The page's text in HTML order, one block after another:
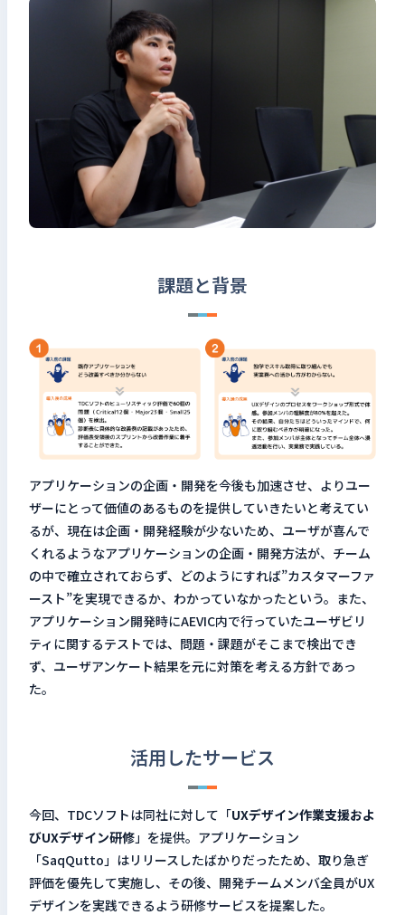
課題と背景
アプリケーションの企画・開発を今後も加速させ、よりユー
ザーにとって価値のあるものを提供していきたいと考えてい
るが、現在は企画・開発経験が少ないため、ユーザが喜んで
くれるようなアプリケーションの企画・開発方法が、チーム
の中で確立されておらず、どのようにすれば”カスタマーファ
ースト”を実現できるか、わかっていなかったという。また、
アプリケーション開発時にAEVIC内で行っていたユーザビリ
ティに関するテストでは、問題・課題がそこまで検出でき
ず、ユーザアンケート結果を元に対策を考える方針であっ
た。
活用したサービス
今回、TDCソフトは同社に対して「UXデザイン作業支援およ
びUXデザイン研修」を提供。アプリケーション
「SaqQutto」はリリースしたばかりだったため、取り急ぎ
評価を優先して実施し、その後、開発チームメンバ全員がUX
デザインを実践できるよう研修サービスを提案した。